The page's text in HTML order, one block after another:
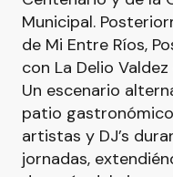
Municipal.
de Mi Entre Ríos,
con La Delio
Un escenario
patio
artistas y DJ’s
jornadas,